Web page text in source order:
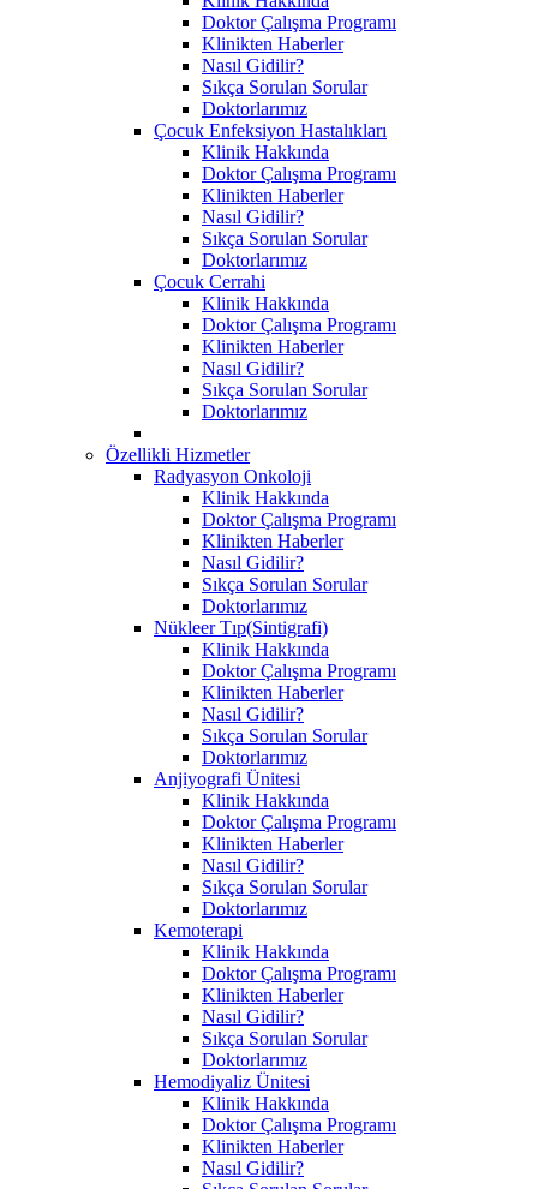
Doktor Çalışma Programı
Klinikten Haberler
Nasıl Gidilir?
Sıkça Sorulan Sorular
Doktorlarımız
Çocuk Enfeksiyon Hastalıkları
Klinik Hakkında
Doktor Çalışma Programı
Klinikten Haberler
Nasıl Gidilir?
Sıkça Sorulan Sorular
Doktorlarımız
Çocuk Cerrahi
Klinik Hakkında
Doktor Çalışma Programı
Klinikten Haberler
Nasıl Gidilir?
Sıkça Sorulan Sorular
Doktorlarımız
Özellikli Hizmetler
Radyasyon Onkoloji
Klinik Hakkında
Doktor Çalışma Programı
Klinikten Haberler
Nasıl Gidilir?
Sıkça Sorulan Sorular
Doktorlarımız
Nükleer Tıp(Sintigrafi)
Klinik Hakkında
Doktor Çalışma Programı
Klinikten Haberler
Nasıl Gidilir?
Sıkça Sorulan Sorular
Doktorlarımız
Anjiyografi Ünitesi
Klinik Hakkında
Doktor Çalışma Programı
Klinikten Haberler
Nasıl Gidilir?
Sıkça Sorulan Sorular
Doktorlarımız
Kemoterapi
Klinik Hakkında
Doktor Çalışma Programı
Klinikten Haberler
Nasıl Gidilir?
Sıkça Sorulan Sorular
Doktorlarımız
Hemodiyaliz Ünitesi
Klinik Hakkında
Doktor Çalışma Programı
Klinikten Haberler
Nasıl Gidilir?